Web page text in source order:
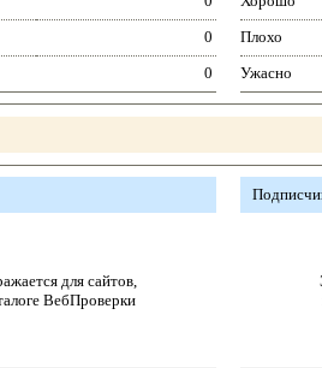
0
0
Плохо
Ужасно
для сайтов,
ВебПроверки